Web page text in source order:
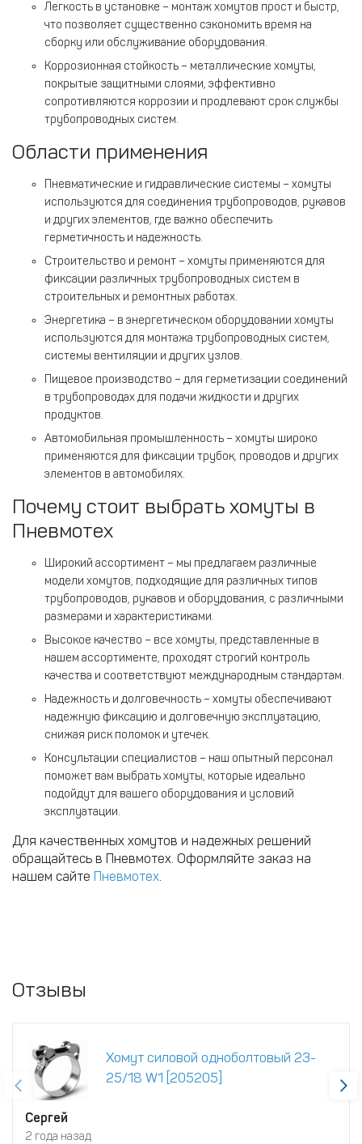
Легкость в установке – монтаж хомутов прост и быстр,
что позволяет существенно сэкономить время на
сборку или обслуживание оборудования.
Коррозионная стойкость – металлические хомуты,
покрытые защитными слоями, эффективно
сопротивляются коррозии и продлевают срок службы
трубопроводных систем.
Области применения
Пневматические и гидравлические системы – хомуты
используются для соединения трубопроводов, рукавов
и других элементов, где важно обеспечить
герметичность и надежность.
Строительство и ремонт – хомуты применяются для
фиксации различных трубопроводных систем в
строительных и ремонтных работах.
Энергетика – в энергетическом оборудовании хомуты
используются для монтажа трубопроводных систем,
системы вентиляции и других узлов.
Пищевое производство – для герметизации соединений
в трубопроводах для подачи жидкости и других
продуктов.
Автомобильная промышленность – хомуты широко
применяются для фиксации трубок, проводов и других
элементов в автомобилях.
Почему стоит выбрать хомуты в
Пневмотех
Широкий ассортимент – мы предлагаем различные
модели хомутов, подходящие для различных типов
трубопроводов, рукавов и оборудования, с различными
размерами и характеристиками.
Высокое качество – все хомуты, представленные в
нашем ассортименте, проходят строгий контроль
качества и соответствуют международным стандартам.
Надежность и долговечность – хомуты обеспечивают
надежную фиксацию и долговечную эксплуатацию,
снижая риск поломок и утечек.
Консультации специалистов – наш опытный персонал
поможет вам выбрать хомуты, которые идеально
подойдут для вашего оборудования и условий
эксплуатации.
Для качественных хомутов и надежных решений
обращайтесь в Пневмотех. Оформляйте заказ на
нашем сайте Пневмотех.
Отзывы
Хомут силовой одноболтовый 23-
25/18 W1 [205205]
Сергей
2 года назад